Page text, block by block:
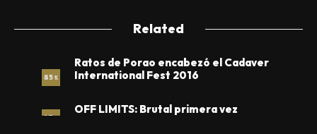
Related
85 %
Ratos de Porao encabezó el Cadaver
International Fest 2016
97%
OFF LIMITS: Brutal primera vez